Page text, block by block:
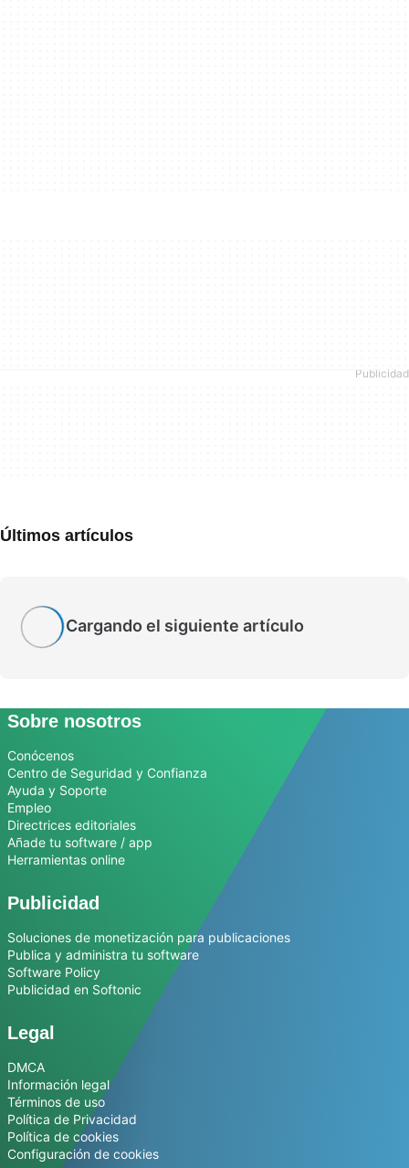
Últimos artículos
Cargando el siguiente artículo
Sobre nosotros
Conócenos
Centro de Seguridad y Confianza
Ayuda y Soporte
Empleo
Directrices editoriales
Añade tu software / app
Herramientas online
Publicidad
Soluciones de monetización para publicaciones
Publica y administra tu software
Software Policy
Publicidad en Softonic
Legal
DMCA
Información legal
Términos de uso
Política de Privacidad
Política de cookies
Configuración de cookies